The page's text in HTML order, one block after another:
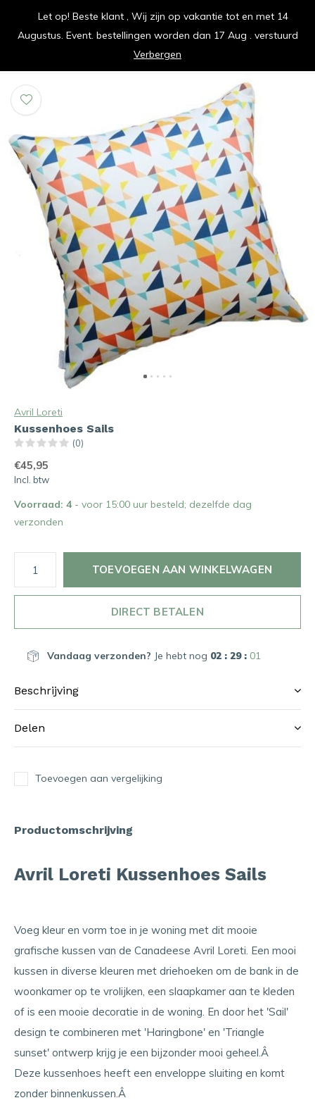
vrolijk je keuken op
Avril Loreti
Kussenhoes Sails
(0)
€45,95
Incl. btw
Voorraad: 4 - voor 15:00 uur besteld; dezelfde dag
verzonden
TOEVOEGEN AAN WINKELWAGEN
DIRECT BETALEN
Vandaag verzonden? Je hebt nog 02 : 29 : 01
Beschrijving
Delen
Toevoegen aan vergelijking
Productomschrijving
Avril Loreti Kussenhoes Sails
Voeg kleur en vorm toe in je woning met dit mooie
grafische kussen van de Canadeese Avril Loreti. Een mooi
kussen in diverse kleuren met driehoeken om de bank in de
woonkamer op te vrolijken, een slaapkamer aan te kleden
of is een mooie decoratie in de woning. En door het 'Sail'
design te combineren met 'Haringbone' en 'Triangle
sunset' ontwerp krijg je een bijzonder mooi geheel.Â
Deze kussenhoes heeft een enveloppe sluiting en komt
zonder binnenkussen.Â
Let op! Beste klant , Wij zijn op vakantie tot en met 14
Augustus. Event. bestellingen worden dan 17 Aug . verstuurd
Verbergen